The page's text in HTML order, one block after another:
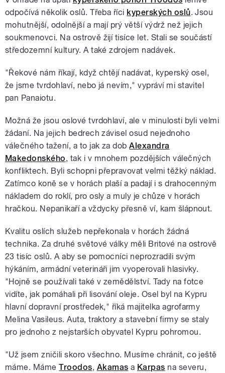
odpočívá několik oslů. Třeba říci kyperských oslů. Jsou
mohutnější, odolnější a mají prý větší výdrž než jejich
soukmenovci. Na ostrově žijí tisíce let. Stali se součástí
středozemní kultury. A také zdrojem nadávek.
"Řekové nám říkají, když chtějí nadávat, kyperský osel,
že jsme tvrdohlaví, nebo já nevím," vypráví mi stavitel
pan Panaiotu.
Možná že jsou oslové tvrdohlaví, ale v minulosti byli velmi
žádaní. Na jejich bedrech závisel osud nejednoho
válečného tažení, a to jak za dobAlexandra
Makedonského, tak i v mnohem pozdějších válečných
konfliktech. Byli schopni přepravovat velmi těžký náklad.
Zatímco koně se v horách plaší a padají i s drahocenným
nákladem do roklí, pro osly a muly je chůze v horách
hračkou. Nepanikaří a vždycky přesně ví, kam šlápnout.
Kvalitu oslích služeb nepřekonala v horách žádná
technika. Za druhé světové války měli Britové na ostrově
23 tisíc oslů. A aby se pomocníci neprozradili svým
hýkáním, armádní veterináři jim vyoperovali hlasivky.
"Hojně se používali také v zemědělství. Tady na fotce
vidíte, jak pomáhali při lisování oleje. Osel byl na Kypru
hlavní dopravní prostředek," říká majitelka agrofarmy
Melina Vasileus. Auta, traktory a stavební firmy se staly
pro jednoho z nejstarších obyvatel Kypru pohromou.
"Už jsem zničili skoro všechno. Musíme chránit, co ještě
máme. MámeTroodos, Akamas a Karpas na severu,